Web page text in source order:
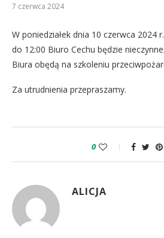
7 czerwca 2024
W poniedziałek dnia 10 czerwca 2024
do 12:00 Biuro Cechu będzie
Biura obędą na szkoleniu
Za utrudnienia przepraszamy.
0
ALICJA